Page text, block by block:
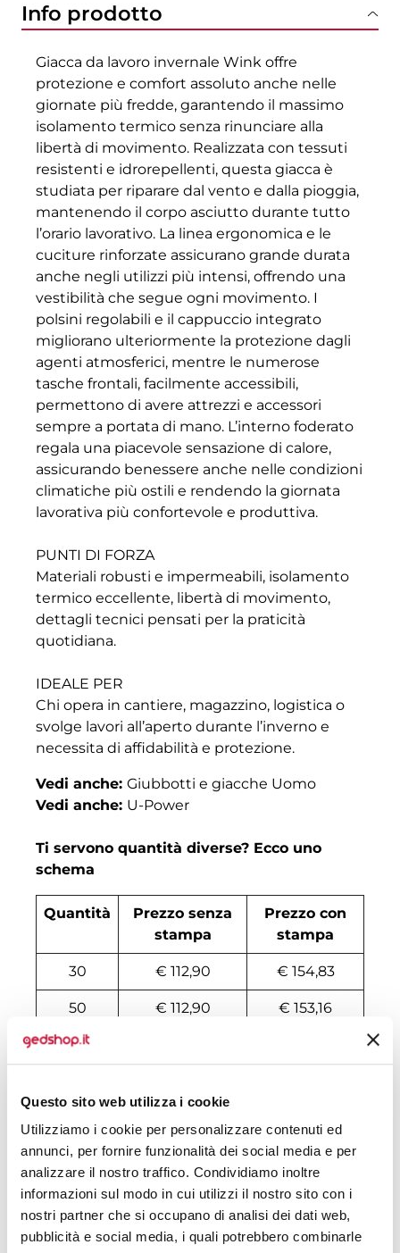
Questo sito web utilizza i cookie
Utilizziamo i cookie per personalizzare contenuti ed
annunci, per fornire funzionalità dei social media e per
analizzare il nostro traffico. Condividiamo inoltre
informazioni sul modo in cui utilizzi il nostro sito con i
nostri partner che si occupano di analisi dei dati web,
pubblicità e social media, i quali potrebbero combinarle
Info prodotto
Giacca da lavoro invernale Wink offre
protezione e comfort assoluto anche nelle
giornate più fredde, garantendo il massimo
isolamento termico senza rinunciare alla
libertà di movimento. Realizzata con tessuti
resistenti e idrorepellenti, questa giacca è
studiata per riparare dal vento e dalla pioggia,
mantenendo il corpo asciutto durante tutto
l’orario lavorativo. La linea ergonomica e le
cuciture rinforzate assicurano grande durata
anche negli utilizzi più intensi, offrendo una
vestibilità che segue ogni movimento. I
polsini regolabili e il cappuccio integrato
migliorano ulteriormente la protezione dagli
agenti atmosferici, mentre le numerose
tasche frontali, facilmente accessibili,
permettono di avere attrezzi e accessori
sempre a portata di mano. L’interno foderato
regala una piacevole sensazione di calore,
assicurando benessere anche nelle condizioni
climatiche più ostili e rendendo la giornata
lavorativa più confortevole e produttiva.
PUNTI DI FORZA
Materiali robusti e impermeabili, isolamento
termico eccellente, libertà di movimento,
dettagli tecnici pensati per la praticità
quotidiana.
IDEALE PER
Chi opera in cantiere, magazzino, logistica o
svolge lavori all’aperto durante l’inverno e
necessita di affidabilità e protezione.
Vedi anche: Giubbotti e giacche Uomo
Vedi anche: U-Power
Ti servono quantità diverse? Ecco uno
schema
Quantità
Prezzo senza
stampa
Prezzo con
stampa
30 € 112,90 € 154,83
50 € 112,90 € 153,16
100
1000 € 112,90 € 144,65
1500 € 112,90 € 144,49
2000 € 112,90 € 144,32